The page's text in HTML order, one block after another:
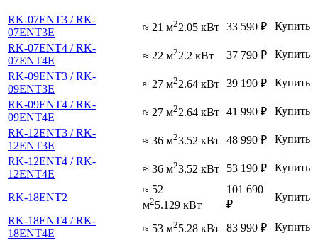
RK-07ENT3 / RK-
07ENT3E
≈ 21 м22.05 кВт 33 590 ₽
Купить
RK-07ENT4 / RK-
07ENT4E
≈ 22 м22.2 кВт 37 790 ₽
Купить
RK-09ENT3 / RK-
09ENT3E
≈ 27 м22.64 кВт 39 190 ₽
Купить
RK-09ENT4 / RK-
09ENT4E
≈ 27 м22.64 кВт 41 990 ₽
Купить
RK-12ENT3 / RK-
12ENT3E
≈ 36 м23.52 кВт 48 990 ₽
Купить
RK-12ENT4 / RK-
12ENT4E
≈ 36 м23.52 кВт 53 190 ₽ Купить
RK-18ENT2
≈ 52
м25.129 кВт
101 690
₽
Купить
RK-18ENT4 / RK-
18ENT4E
≈ 53 м25.28 кВт 83 990 ₽
Купить